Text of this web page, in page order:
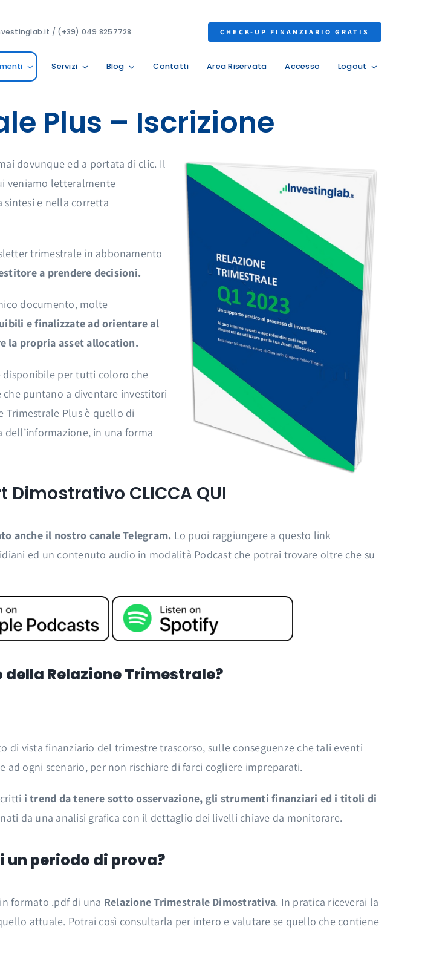
/ (+39) 049 8257728 CHECK-UP FINANZIARIO GRATIS
Servizi Blog Contatti Area Riservata Accesso Logout
Plus – Iscrizione
dovunque ed a portata di clic. Il
veniamo letteralmente
sintesi e nella corretta
trimestrale in abbonamento
a prendere decisioni.
documento, molte
e finalizzate ad orientare al
la propria asset allocation.
disponibile per tutti coloro che
puntano a diventare investitori
Trimestrale Plus è quello di
in una forma
Dimostrativo CLICCA QUI
anche il nostro canale Telegram. Lo puoi raggiungere a questo link
ed un contenuto audio in modalità Podcast che potrai trovare oltre che su
Relazione Trimestrale?
vista finanziario del trimestre trascorso, sulle conseguenze che tali eventi
ogni scenario, per non rischiare di farci cogliere impreparati.
i trend da tenere sotto osservazione, gli strumenti finanziari ed i titoli di
da una analisi grafica con il dettaglio dei livelli chiave da monitorare.
un periodo di prova?
formato .pdf di una Relazione Trimestrale Dimostrativa. In pratica riceverai la
attuale. Potrai così consultarla per intero e valutare se quello che contiene